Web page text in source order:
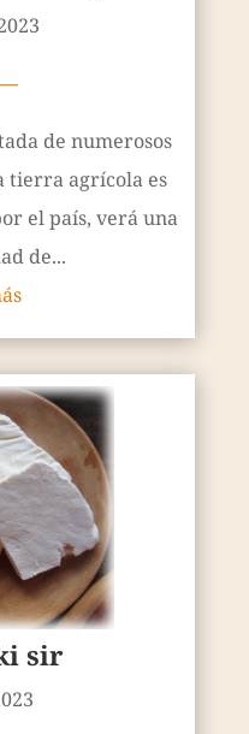
de numerosos
tierra agrícola es
el país, verá una
de...
sir